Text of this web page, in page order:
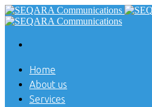
Home
About us
Services